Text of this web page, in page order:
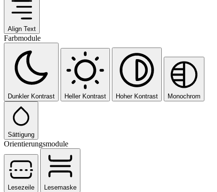
Align Text
Farbmodule
Dunkler Kontrast Heller Kontrast Hoher Kontrast Monochrom
Sättigung
Orientierungsmodule
Lesezeile Lesemaske